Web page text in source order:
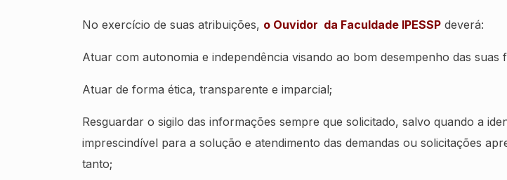
No exercício de suas atribuições, o Ouvidor da Faculdade IPESSP deverá:
Atuar com autonomia e independência visando ao bom desempenho das suas
Atuar de forma ética, transparente e imparcial;
Resguardar o sigilo das informações sempre que solicitado, salvo quando a
imprescindível para a solução e atendimento das demandas ou solicitações
tanto;